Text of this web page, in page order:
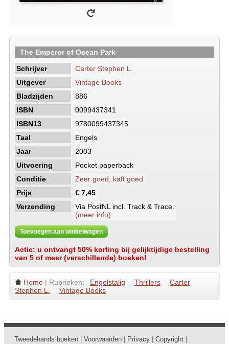
The Emperor of Ocean Park
Schrijver
Carter Stephen L.
Uitgever
Vintage Books
Bladzijden
886
ISBN
0099437341
ISBN13
9780099437345
Taal
Engels
Jaar
2003
Uitvoering
Pocket paperback
Conditie
Zeer goed, kaft goed
Prijs
€ 7,45
Verzending
Via PostNL incl. Track & Trace.
(meer info)
Toevoegen aan winkelwagen
Actie: u ontvangt 50% korting bij gelijktijdige bestelling
van 5 of meer (verschillende) boeken!
Home | Rubrieken: Engelstalig Thrillers
Carter
Stephen L.
Vintage Books
Tweedehands boeken Voorwaarden Privacy Copyright